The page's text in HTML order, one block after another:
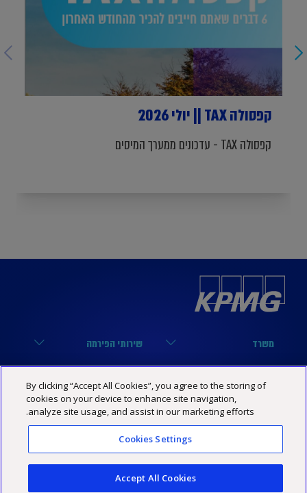
קפסולה TAX || יולי 2026
קפסולה TAX - עדכונים ממערך המיסים
משרד
הארבעה 17, תל אביב
03-6848000
03-6848444
Israel@kpmg.com
שירותי הפירמה
מערך הביקורת
מערך המיסים
מערך היעוץ
נבחרת טכנולוגיה
הסיפור שלנו
קריירה
KPMG SOCIAL MEDIA
Facebook
מדיניות פרטיות הצהרת נגישות תנאי האתר
By clicking “Accept All Cookies”, you agree to the storing of
cookies on your device to enhance site navigation,
analyze site usage, and assist in our marketing efforts.
Cookies Settings
Accept All Cookies